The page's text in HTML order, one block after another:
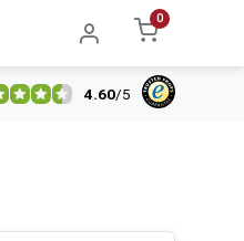
0
5% extra korting vanaf €
4.60/5